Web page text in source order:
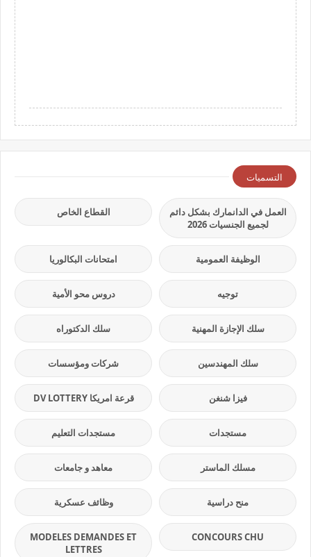
التسميات
العمل في الدانمارك بشكل دائم
لجميع الجنسيات 2026
القطاع الخاص
الوظيفة العمومية امتحانات البكالوريا
توجيه دروس محو الأمية
سلك الإجازة المهنية سلك الدكتوراه
سلك المهندسين شركات ومؤسسات
فيزا شنغن قرعة امريكا DV LOTTERY
مستجدات مستجدات التعليم
مسلك الماستر معاهد و جامعات
منح دراسية وظائف عسكرية
CONCOURS CHU
MODELES DEMANDES ET
LETTRES